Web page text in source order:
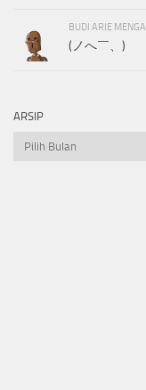
BUDI ARIE
(ノへ￣、)
ARSIP
Arsip